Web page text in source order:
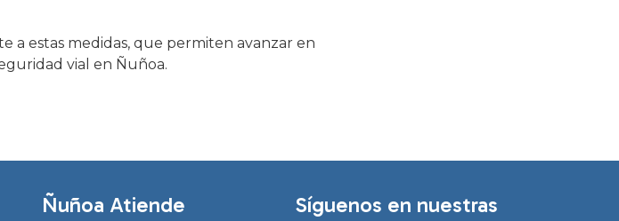
a estas medidas, que permiten avanzar en
vial en Ñuñoa.
Ñuñoa Atiende
Síguenos en nuestras